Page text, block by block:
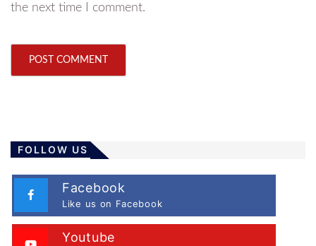
the next time I comment.
FOLLOW US
Facebook
Like us on Facebook
Youtube